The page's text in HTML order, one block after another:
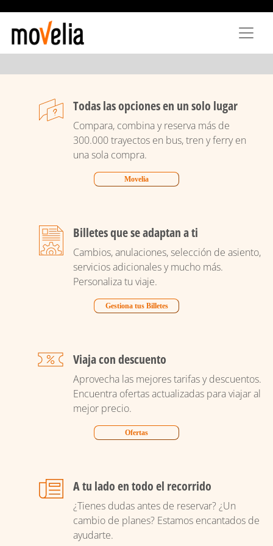
principal
Todas las opciones en un solo lugar
Compara, combina y reserva más de
300.000 trayectos en bus, tren y ferry en
una sola compra.
Movelia
Billetes que se adaptan a ti
Cambios, anulaciones, selección de asiento,
servicios adicionales y mucho más.
Personaliza tu viaje.
Gestiona tus Billetes
Viaja con descuento
Aprovecha las mejores tarifas y descuentos.
Encuentra ofertas actualizadas para viajar al
mejor precio.
Ofertas
A tu lado en todo el recorrido
¿Tienes dudas antes de reservar? ¿Un
cambio de planes? Estamos encantados de
ayudarte.